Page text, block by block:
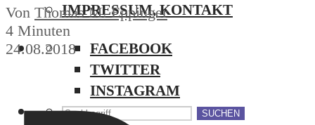
IMPRESSUM, KONTAKT
FACEBOOK
TWITTER
INSTAGRAM
SUCHEN
Von Thomas M. Eppinger
4 Minuten
24.08.2018